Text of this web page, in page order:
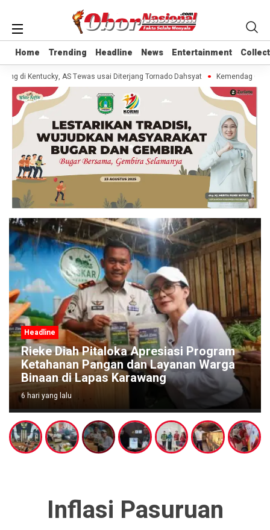
Home Trending Headline News Entertainment
Home Trending Headline News Entertainment
di Kentucky, AS Tewas usai Diterjang Tornado Dahsyat Kemendag
Headline
Rieke Diah Pitaloka Apresiasi Program
Ketahanan Pangan dan Layanan Warga
Binaan di Lapas Karawang
6 hari yang lalu
Inflasi Pasuruan